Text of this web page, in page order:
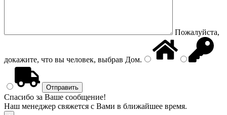
Пожалуйста,
докажите, что вы человек, выбрав Дом.
Спасибо за Ваше сообщение!
Наш менеджер свяжется с Вами в ближайшее время.